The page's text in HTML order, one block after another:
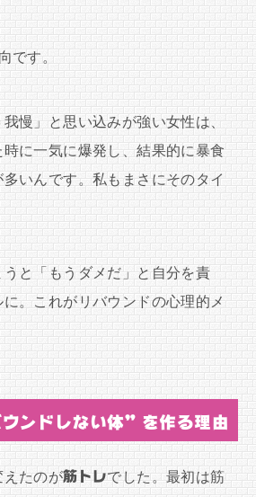
です。
慢」と思い込みが強い女性は、
に一気に爆発し、結果的に暴食
いんです。私もまさにそのタイ
と「もうダメだ」と自分を責
。これがリバウンドの心理的メ
ンドしない体”を作る理由
えたのが筋トレでした。最初は筋